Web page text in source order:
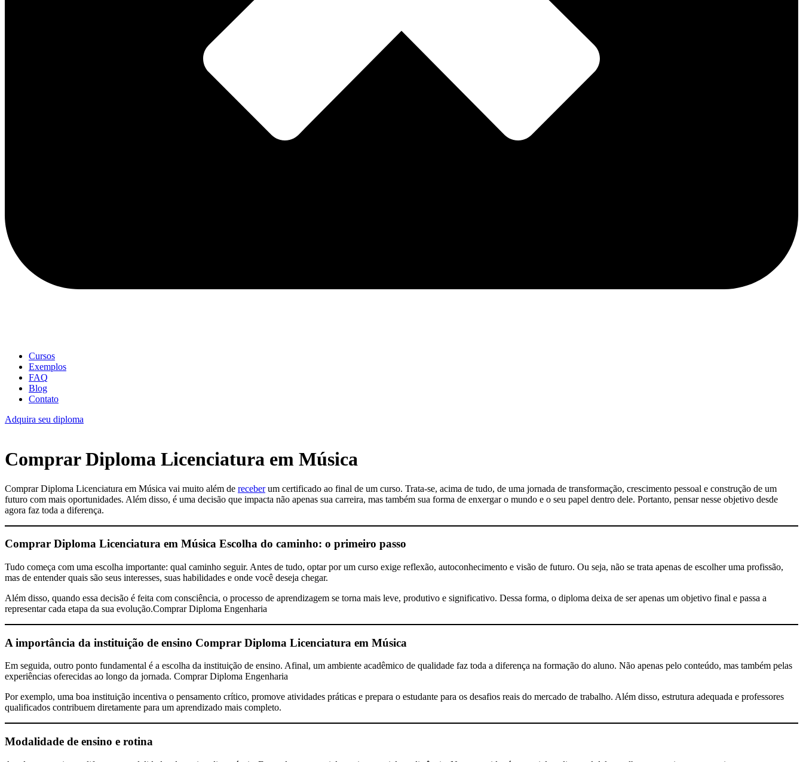
Cursos
Exemplos
FAQ
Blog
Contato
Adquira seu diploma
Comprar Diploma Licenciatura em Música
Comprar Diploma Licenciatura em Música vai muito além de receberum certificado ao final de um curso. Trata-se, acima de tudo, de uma jornada de transformação, crescimento pessoal e construção de um
futuro com mais oportunidades. Além disso, é uma decisão que impacta não apenas sua carreira, mas também sua forma de enxergar o mundo e o seu papel dentro dele. Portanto, pensar nesse objetivo desde
agora faz toda a diferença.
Comprar Diploma Licenciatura em Música Escolha do caminho: o primeiro passo
Tudo começa com uma escolha importante: qual caminho seguir. Antes de tudo, optar por um curso exige reflexão, autoconhecimento e visão de futuro. Ou seja, não se trata apenas de escolher uma profissão,
mas de entender quais são seus interesses, suas habilidades e onde você deseja chegar.
Além disso, quando essa decisão é feita com consciência, o processo de aprendizagem se torna mais leve, produtivo e significativo. Dessa forma, o diploma deixa de ser apenas um objetivo final e passa a
representar cada etapa da sua evolução.Comprar Diploma Engenharia
A importância da instituição de ensino Comprar Diploma Licenciatura em Música
Em seguida, outro ponto fundamental é a escolha da instituição de ensino. Afinal, um ambiente acadêmico de qualidade faz toda a diferença na formação do aluno. Não apenas pelo conteúdo, mas também pelas
experiências oferecidas ao longo da jornada. Comprar Diploma Engenharia
Por exemplo, uma boa instituição incentiva o pensamento crítico, promove atividades práticas e prepara o estudante para os desafios reais do mercado de trabalho. Além disso, estrutura adequada e professores
qualificados contribuem diretamente para um aprendizado mais completo.
Modalidade de ensino e rotina